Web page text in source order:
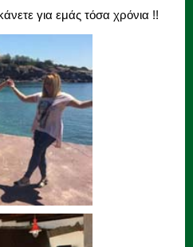
για εμάς τόσα χρόνια !!